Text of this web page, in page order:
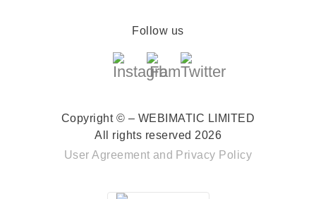
Follow us
Copyright © – WEBIMATIC LIMITED
All rights reserved 2026
User Agreement and Privacy Policy